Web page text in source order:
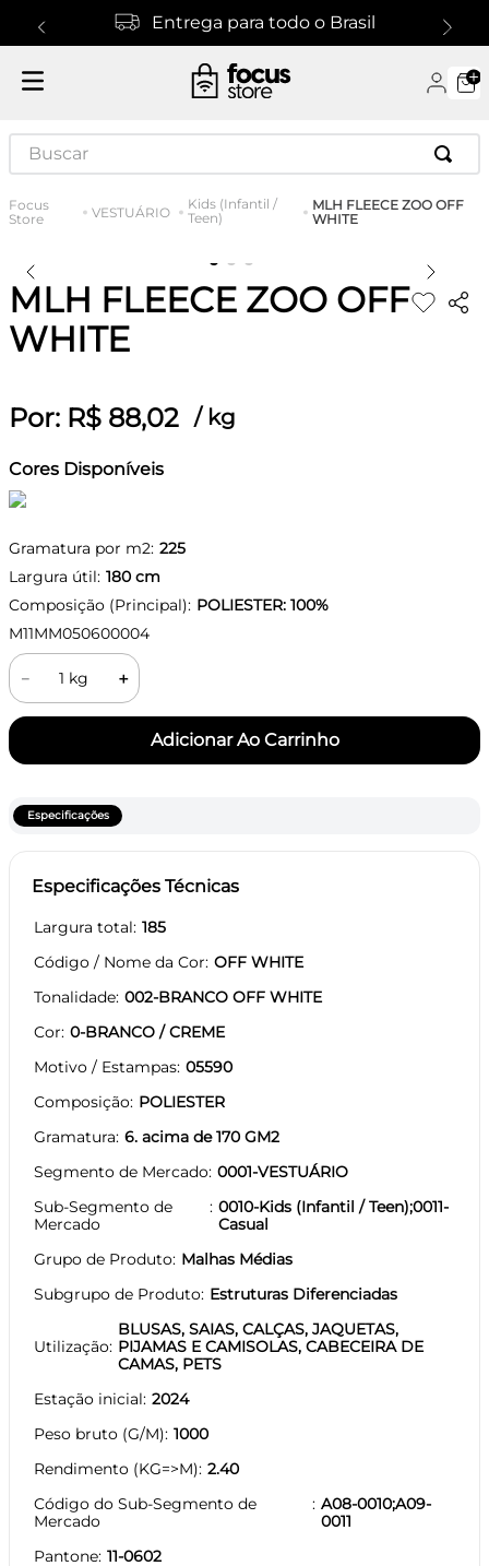
Entrega para todo o Brasil
Buscar
VESTUÁRIO
Kids (Infantil /
Teen)
MLH FLEECE ZOO OFF
WHITE
MLH FLEECE ZOO OFF
WHITE
Por: R$ 88,02 / kg
Cores Disponíveis
Gramatura por m2: 225
Largura útil: 180 cm
Composição (Principal): POLIESTER: 100%
M11MM050600004
＋
－
Especificações
Especificações Técnicas
Largura total 185
Código / Nome da Cor OFF WHITE
Tonalidade 002-BRANCO OFF WHITE
Cor 0-BRANCO / CREME
Motivo / Estampas 05590
Composição POLIESTER
Gramatura 6. acima de 170 GM2
Segmento de Mercado 0001-VESTUÁRIO
Sub-Segmento de
Mercado
0010-Kids (Infantil / Teen);0011-
Casual
Grupo de Produto Malhas Médias
Subgrupo de Produto Estruturas Diferenciadas
Utilização
BLUSAS, SAIAS, CALÇAS, JAQUETAS,
PIJAMAS E CAMISOLAS, CABECEIRA DE
CAMAS, PETS
Estação inicial 2024
Peso bruto (G/M) 1000
Rendimento (KG=>M) 2.40
Código do Sub-Segmento de
Mercado
A08-0010;A09-
0011
Pantone 11-0602